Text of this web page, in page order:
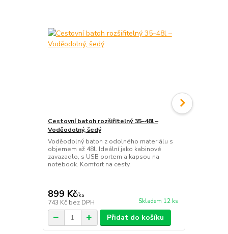
Cestovní batoh rozšiřitelný 35–48l –
Voděodolný, šedý
Voděodolný batoh z odolného materiálu s
objemem až 48l. Ideální jako kabinové
zavazadlo, s USB portem a kapsou na
notebook. Komfort na cesty.
899 Kč/ks
743 Kč bez DPH Skladem 12 ks
Přidat do košíku